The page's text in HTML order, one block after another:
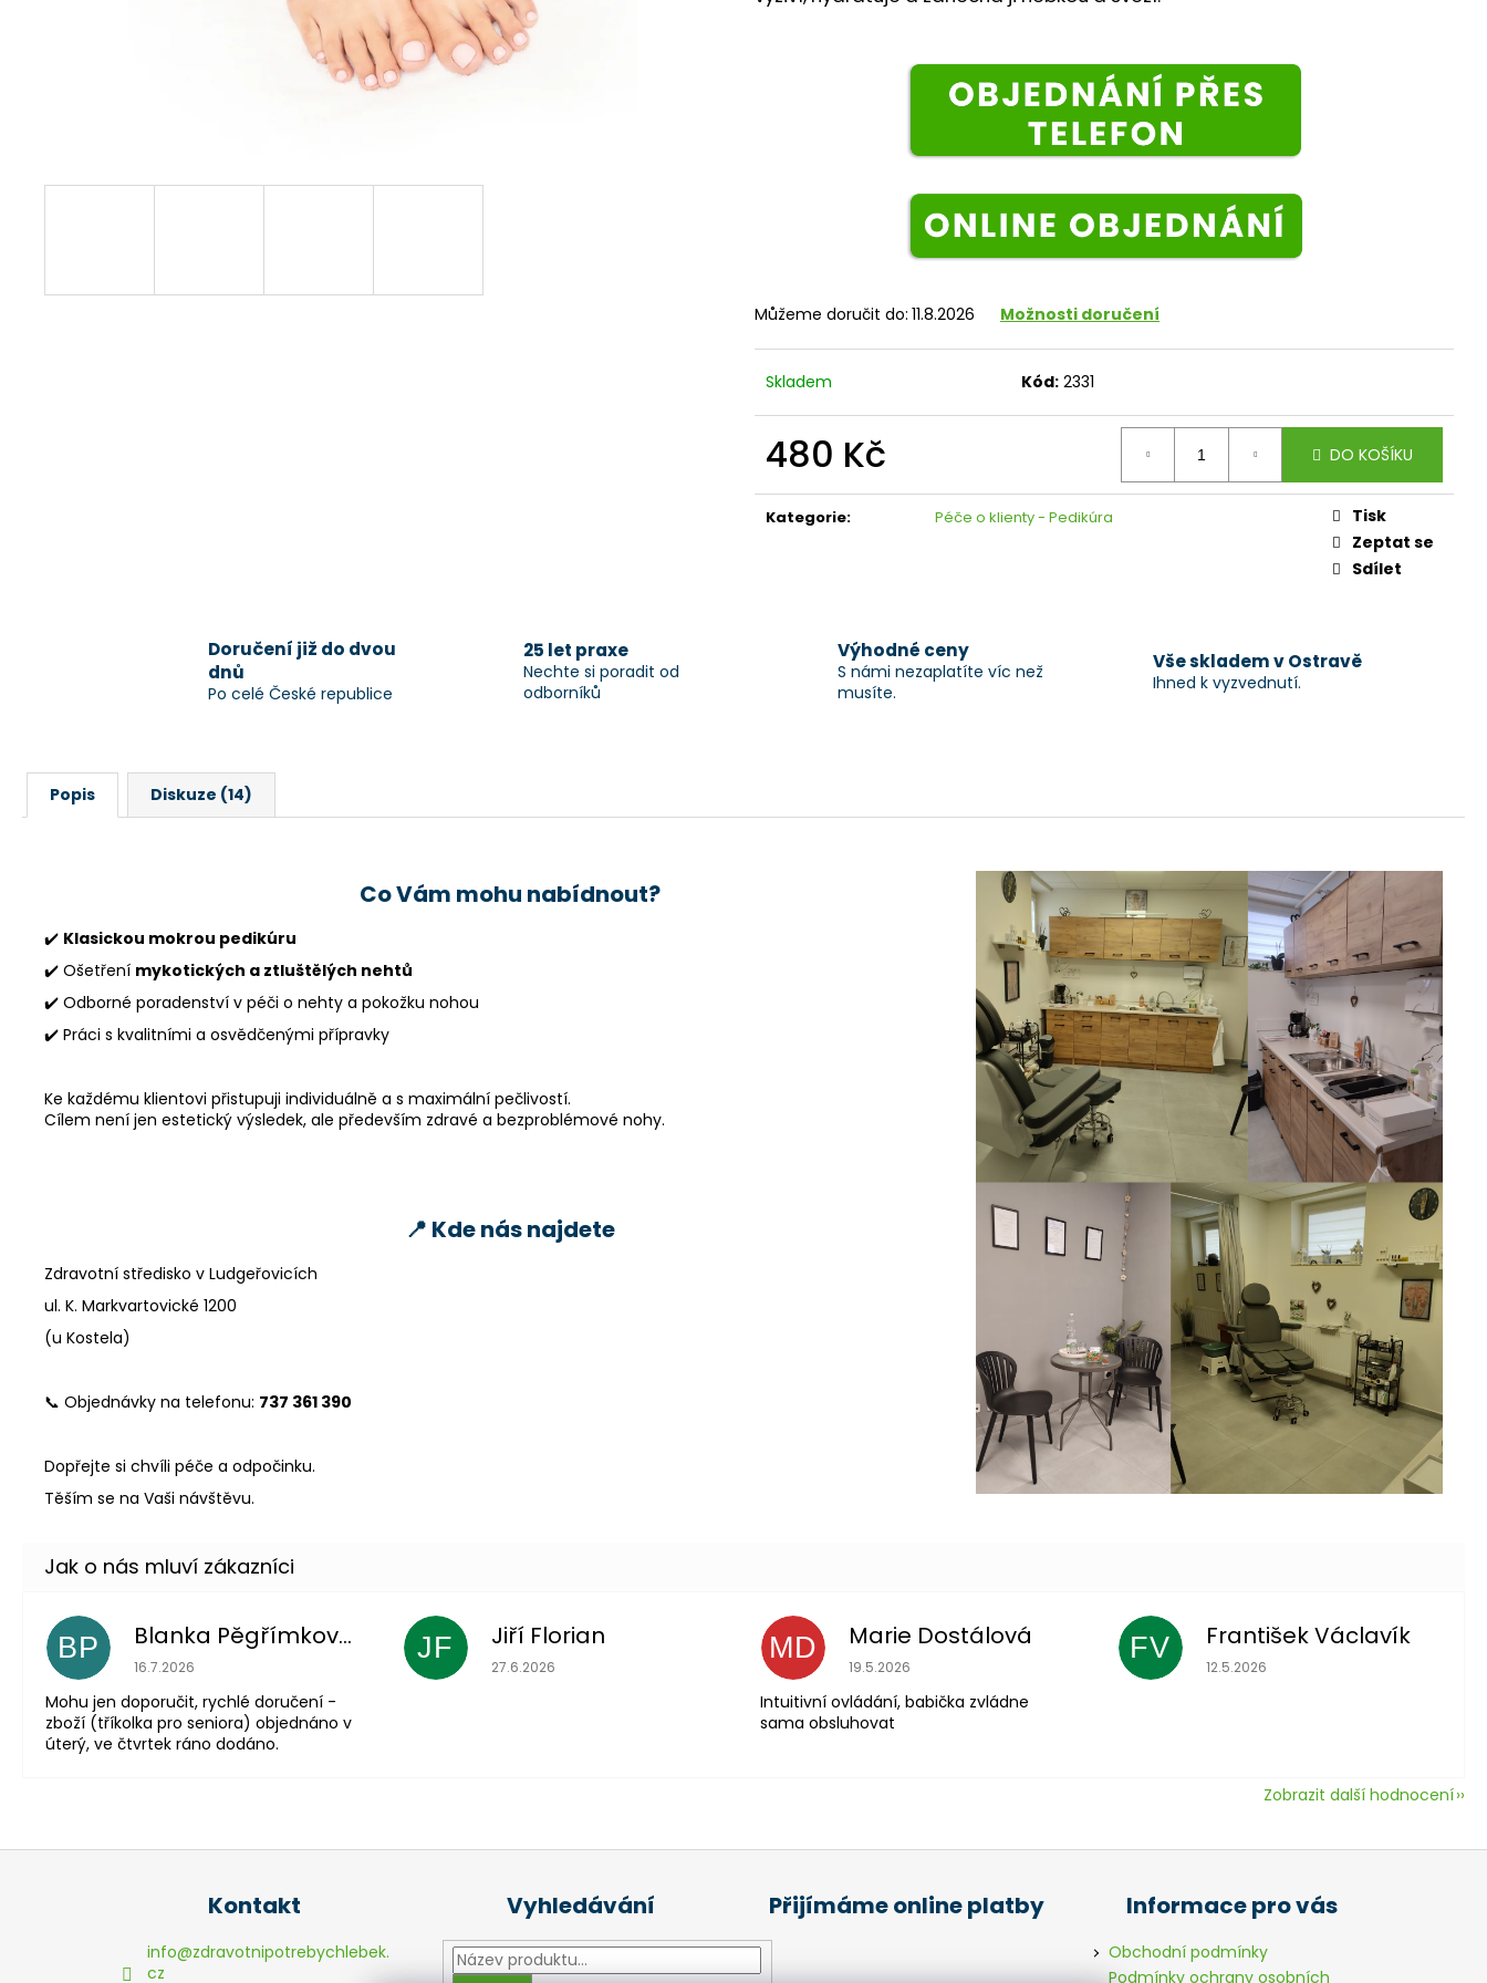
Můžeme doručit do: 11.8.2026 Možnosti doručení
Skladem Kód: 2331
480 Kč DO KOŠÍKU
Kategorie: Péče o klienty - Pedikúra
Tisk
Zeptat se
Sdílet
Doručení již do dvou
dnů
Po celé České republice
25 let praxe
Nechte si poradit od
odborníků
Výhodné ceny
S námi nezaplatíte víc než
musíte.
Vše skladem v Ostravě
Ihned k vyzvednutí.
Popis Diskuze (14)
Co Vám mohu nabídnout?
✔️ Klasickou mokrou pedikúru
✔️ Ošetření mykotických a ztluštělých nehtů
✔️ Odborné poradenství v péči o nehty a pokožku nohou
✔️ Práci s kvalitními a osvědčenými přípravky
Ke každému klientovi přistupuji individuálně a s maximální pečlivostí.
Cílem není jen estetický výsledek, ale především zdravé a bezproblémové nohy.
📍 Kde nás najdete
Zdravotní středisko v Ludgeřovicích
ul. K. Markvartovické 1200
(u Kostela)
📞 Objednávky na telefonu: 737 361 390
Dopřejte si chvíli péče a odpočinku.
Těším se na Vaši návštěvu.
BP Blanka Pěgřímková
Hodnocení obchodu je 5 z 5 hvězdiček.
16.7.2026
Mohu jen doporučit, rychlé doručení -
zboží (tříkolka pro seniora) objednáno v
úterý, ve čtvrtek ráno dodáno.
JF Jiří Florian
Hodnocení obchodu je 5 z 5 hvězdiček.
27.6.2026
MD Marie Dostálová
Hodnocení obchodu je 5 z 5 hvězdiček.
19.5.2026
Intuitivní ovládání, babička zvládne
sama obsluhovat
FV František Václavík
Hodnocení obchodu je 5 z 5
12.5.2026
Zobrazit další hodnocení
Kontakt
info@zdravotnipotrebychlebek.
cz
Vyhledávání Přijímáme online platby Informace pro vás
Obchodní podmínky
Podmínky ochrany osobních